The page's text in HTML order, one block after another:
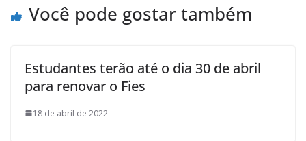
Você pode gostar também
Estudantes terão até o dia 30 de abril
para renovar o Fies
18 de abril de 2022